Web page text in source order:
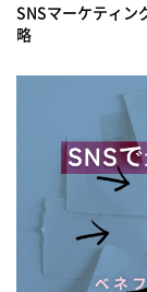
SNSマーケティン
略